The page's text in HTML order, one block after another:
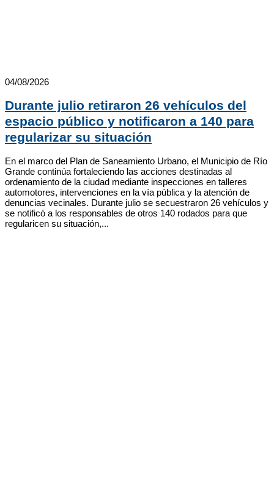
04/08/2026
Durante julio retiraron 26 vehículos del
espacio público y notificaron a 140 para
regularizar su situación
En el marco del Plan de Saneamiento Urbano, el Municipio de Río
Grande continúa fortaleciendo las acciones destinadas al
ordenamiento de la ciudad mediante inspecciones en talleres
automotores, intervenciones en la vía pública y la atención de
denuncias vecinales. Durante julio se secuestraron 26 vehículos y
se notificó a los responsables de otros 140 rodados para que
regularicen su situación,...